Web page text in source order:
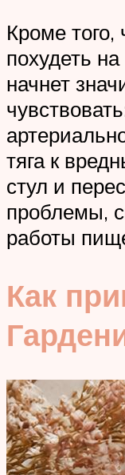
Кроме того,
похудеть
начнет
тяга к
стул и
проблемы,
работы
Как